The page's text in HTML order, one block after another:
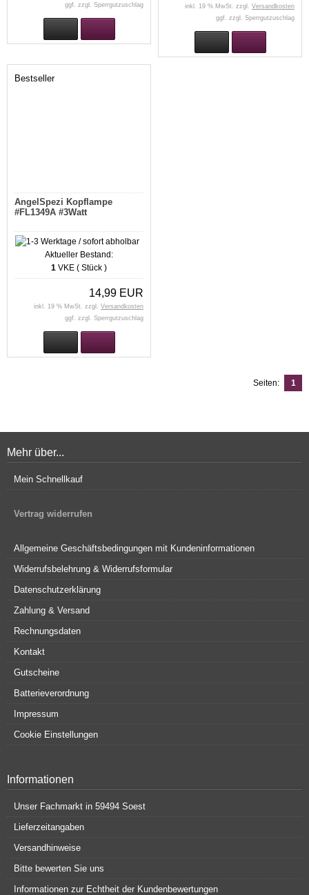
ggf. zzgl. Sperrgutzuschlag
inkl. 19 % MwSt. zzgl. Versandkosten
ggf. zzgl. Sperrgutzuschlag
Bestseller
AngelSpezi Kopflampe
#FL1349A #3Watt
Aktueller Bestand:
1 VKE ( Stück )
14,99 EUR
inkl. 19 % MwSt. zzgl. Versandkosten
ggf. zzgl. Sperrgutzuschlag
Seiten: 1
Mehr über...
Mein Schnellkauf
Vertrag widerrufen
Allgemeine Geschäftsbedingungen mit Kundeninformationen
Widerrufsbelehrung & Widerrufsformular
Datenschutzerklärung
Zahlung & Versand
Rechnungsdaten
Kontakt
Gutscheine
Batterieverordnung
Impressum
Cookie Einstellungen
Informationen
Unser Fachmarkt in 59494 Soest
Lieferzeitangaben
Versandhinweise
Bitte bewerten Sie uns
Informationen zur Echtheit der Kundenbewertungen